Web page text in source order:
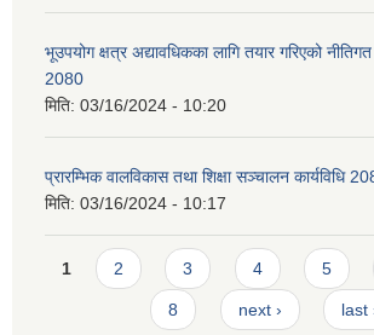
भूउपयोग क्षत्र अद्यावधिकका लागि तयार गरिएको
2080
मिति: 03/16/2024 - 10:20
प्रारम्भिक वालविकास तथा शिक्षा सञ्चालन कार्यविधि
मिति: 03/16/2024 - 10:17
Pages
1 2 3 4 5
8 next › last